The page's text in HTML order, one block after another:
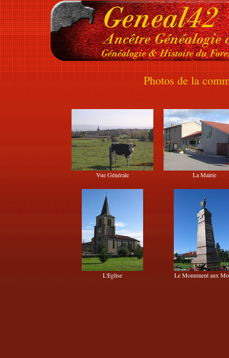
Photos de la
Vue Générale La Mairie
L'Eglise Le Monument aux